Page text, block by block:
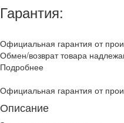
Гарантия:
Официальная гарантия от
Обмен/возврат товара
Подробнее
Официальная гарантия от
Описание